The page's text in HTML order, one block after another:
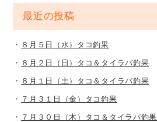
最近の投稿
８月５日（水）タコ釣果
８月２日（日）タコ＆タイラバ釣果
８月１日（土）タコ＆タイラバ釣果
７月３１日（金）タコ釣果
７月３０日（木）タコ＆タイラバ釣果